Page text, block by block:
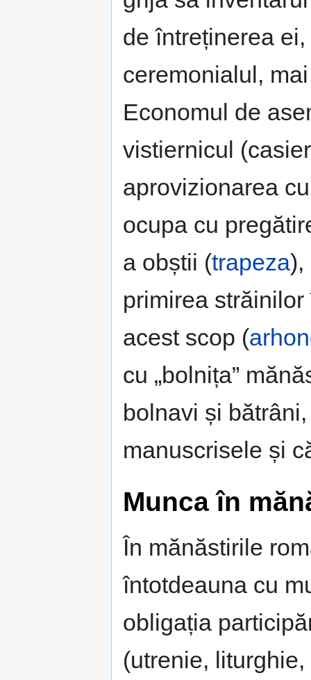
de întreținerea
ceremonialul,
Economul de
vistiernicul
aprovizionarea
ocupa cu
a obștii (trapeza),
primirea
acest scop (
cu „bolnița”
bolnavi și
manuscrisele și
Munca în
În mănăstirile
întotdeauna cu
obligația
(utrenie,